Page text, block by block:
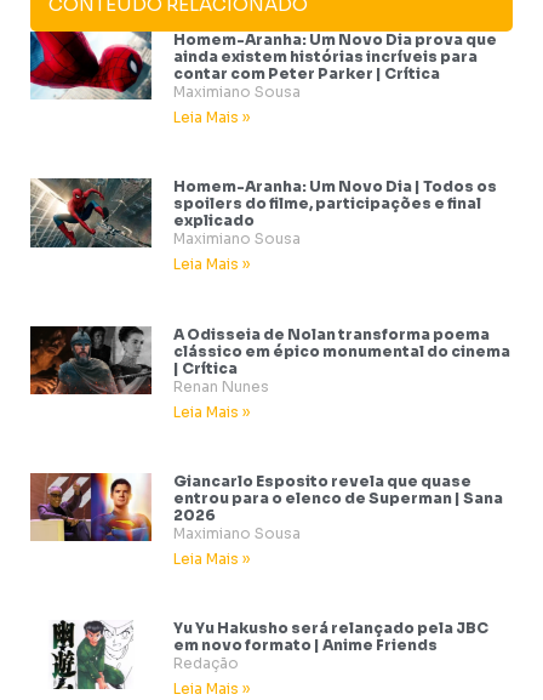
Homem-Aranha: Um Novo Dia prova que
ainda existem histórias incríveis para
contar com Peter Parker | Crítica
Maximiano Sousa
Leia Mais »
Homem-Aranha: Um Novo Dia | Todos os
spoilers do filme, participações e final
explicado
Maximiano Sousa
Leia Mais »
A Odisseia de Nolan transforma poema
clássico em épico monumental do cinema
| Crítica
Renan Nunes
Leia Mais »
Giancarlo Esposito revela que quase
entrou para o elenco de Superman | Sana
2026
Maximiano Sousa
Leia Mais »
Yu Yu Hakusho será relançado pela JBC
em novo formato | Anime Friends
Redação
Leia Mais »